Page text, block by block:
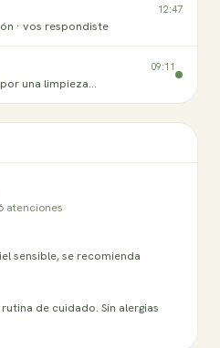
12:47
· vos respondiste
09:11
una limpieza…
atenciones
sensible, se recomienda
de cuidado. Sin alergias